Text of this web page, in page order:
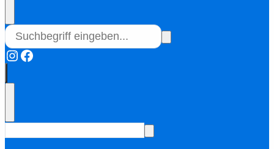
Instagram
Facebook